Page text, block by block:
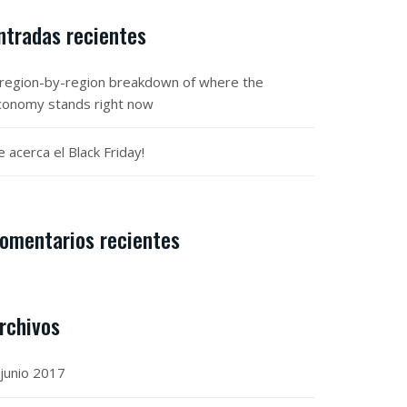
recientes
by-region breakdown of where the
stands right now
acerca el Black Friday!
recientes
junio 2017